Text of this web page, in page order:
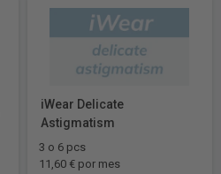
iWear Delicate
Astigmatism
3 o 6 pcs
11,60 € por mes